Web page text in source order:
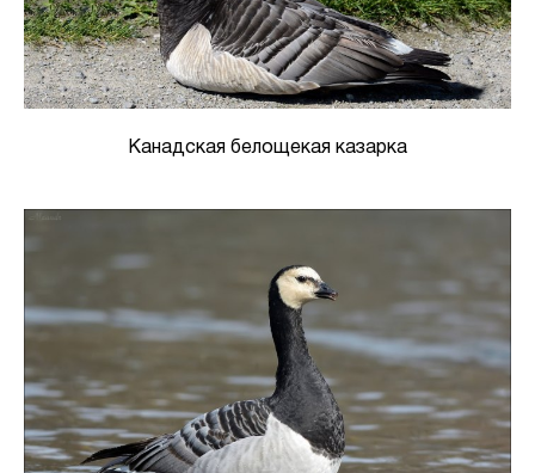
Канадская белощекая казарка